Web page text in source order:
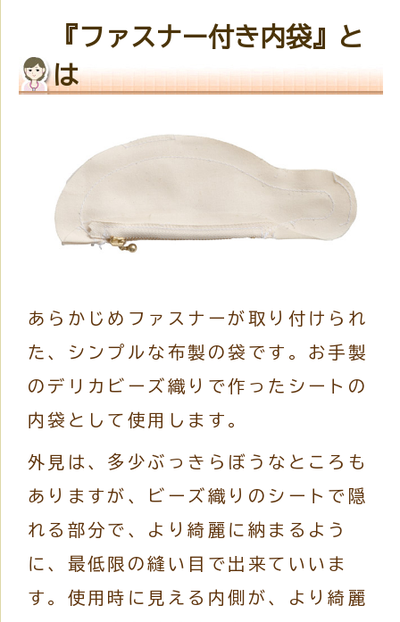
『ファスナー付き内袋』と
は
あらかじめファスナーが取り付けられ
た、シンプルな布製の袋です。お手製
のデリカビーズ織りで作ったシートの
内袋として使用します。
外見は、多少ぶっきらぼうなところも
ありますが、ビーズ織りのシートで隠
れる部分で、より綺麗に納まるよう
に、最低限の縫い目で出来ていいま
す。使用時に見える内側が、より綺麗